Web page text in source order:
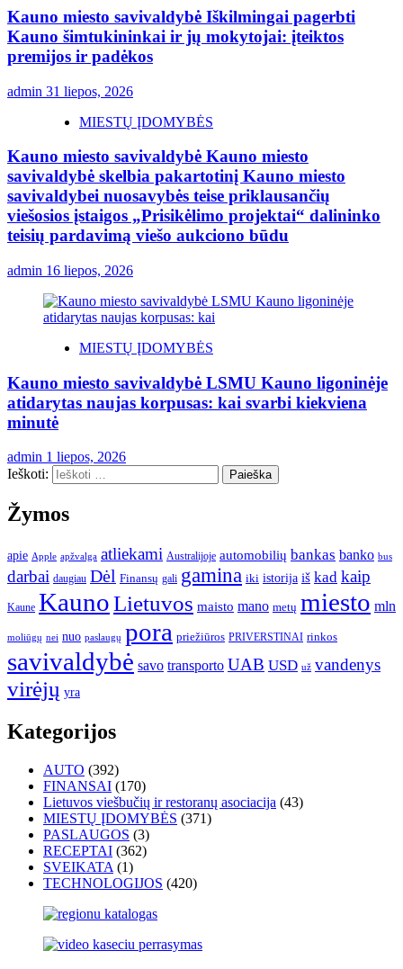
Kauno miesto savivaldybė Iškilmingai pagerbti
Kauno šimtukininkai ir jų mokytojai: įteiktos
premijos ir padėkos
admin 31 liepos, 2026
MIESTŲ ĮDOMYBĖS
Kauno miesto savivaldybė Kauno miesto
savivaldybė skelbia pakartotinį Kauno miesto
savivaldybei nuosavybės teise priklausančių
viešosios įstaigos „Prisikėlimo projektai“ dalininko
teisių pardavimą viešo aukciono būdu
admin 16 liepos, 2026
MIESTŲ ĮDOMYBĖS
Kauno miesto savivaldybė LSMU Kauno ligoninėje
atidarytas naujas korpusas: kai svarbi kiekviena
minutė
admin 1 liepos, 2026
Ieškoti:
Žymos
apie Apple apžvalga atliekami Australijoje automobilių bankas banko bus
darbai daugiau Dėl Finansų gali gamina iki istorija iš kad kaip
Kaune KaunoLietuvos maisto mano metų miesto mln
moliūgų nei nuo paslaugų pora priežiūros PRIVERSTINAI rinkos
savivaldybė savo transporto UAB USD už vandenys
virėjų yra
Kategorijos
AUTO (392)
FINANSAI (170)
Lietuvos viešbučių ir restoranų asociacija (43)
MIESTŲ ĮDOMYBĖS (371)
PASLAUGOS (3)
RECEPTAI (362)
SVEIKATA (1)
TECHNOLOGIJOS (420)